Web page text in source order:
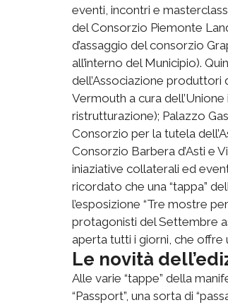
eventi, incontri e
del Consorzio Piemonte
d’assaggio del consorzio
all’interno del Municipio).
dell’Associazione produttori
Vermouth a cura
ristrutturazione); Palazzo
Consorzio per la tutela
Consorzio Barbera d’Asti e
iniaziative collaterali ed
ricordato che una “tappa”
l’esposizione “Tre mostre
protagonisti del Settembre
aperta tutti i giorni, che
Le novità
Alle varie “tappe” della
“Passport”, una sorta di